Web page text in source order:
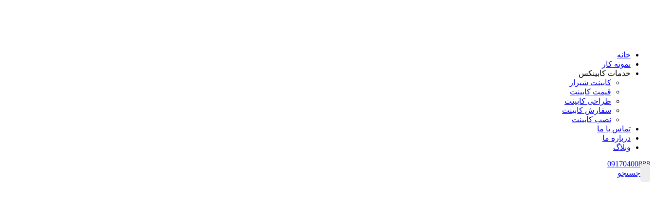
خانه
نمونه کار
خدمات کابینکس
کابینت شیراز
قیمت کابینت
طراحی کابینت
سفارش کابینت
نصب کابینت
تماس با ما
درباره ما
وبلاگ
09170400888
جستجو